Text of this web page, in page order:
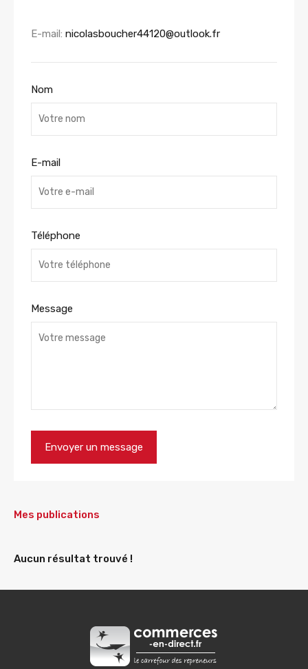
E-mail: nicolasboucher44120@outlook.fr
Nom
E-mail
Téléphone
Message
Mes publications
Aucun résultat trouvé !